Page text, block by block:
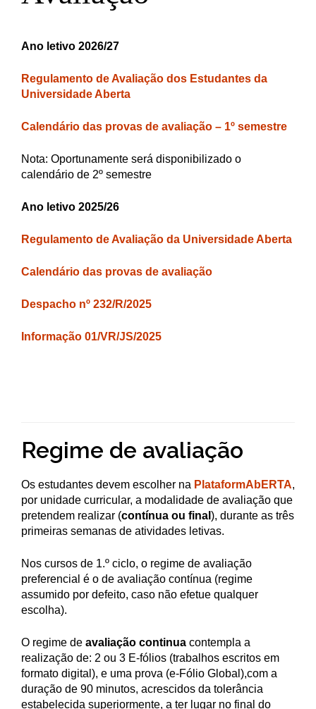
Ano letivo 2026/27
Regulamento de Avaliação dos Estudantes da
Universidade Aberta
Calendário das provas de avaliação – 1º semestre
Nota: Oportunamente será disponibilizado o
calendário de 2º semestre
Ano letivo 2025/26
Regulamento de Avaliação da Universidade Aberta
Calendário das provas de avaliação
Despacho nº 232/R/2025
Informação 01/VR/JS/2025
Regime de avaliação
Os estudantes devem escolher na PlataformAbERTA,
por unidade curricular, a modalidade de avaliação que
pretendem realizar (contínua ou final ), durante as três
primeiras semanas de atividades letivas.
Nos cursos de 1.º ciclo, o regime de avaliação
preferencial é o de avaliação contínua (regime
assumido por defeito, caso não efetue qualquer
escolha).
O regime de avaliação continua contempla a
realização de: 2 ou 3 E-fólios (trabalhos escritos em
formato digital), e uma prova (e-Fólio Global),com a
duração de 90 minutos, acrescidos da tolerância
estabelecida superiormente, a ter lugar no final do